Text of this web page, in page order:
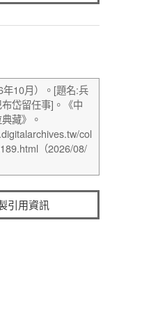
引用資訊